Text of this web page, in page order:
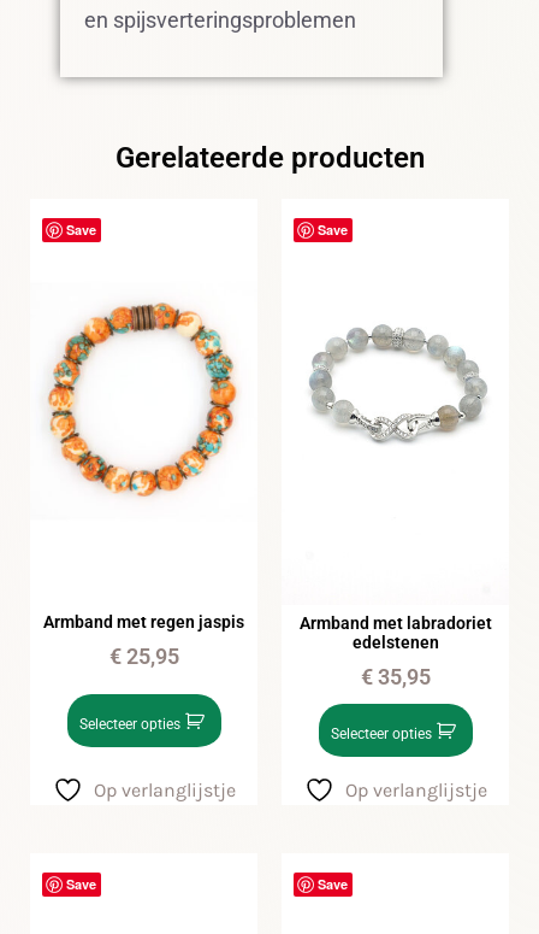
en spijsverteringsproblemen
Gerelateerde producten
Save
Armband met regen jaspis
€25,95
Selecteer opties
Op verlanglijstje
Save
Armband met labradoriet
edelstenen
€35,95
Selecteer opties
Op verlanglijstje
Save Save